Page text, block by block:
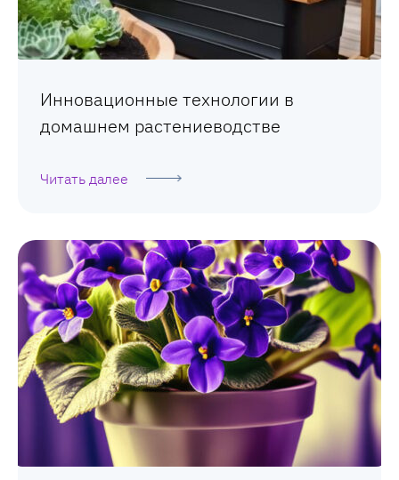
Инновационные технологии в
домашнем растениеводстве
Читать далее